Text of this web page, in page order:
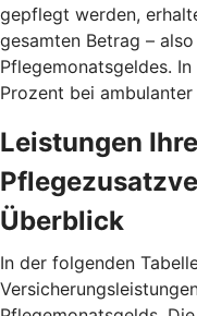
gepflegt werden,
gesamten Betrag –
Pflegemonatsgeldes.
Prozent bei
Leistungen
Überblick
In der folgenden